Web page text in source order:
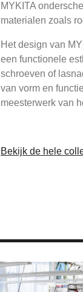
MYKITA
materialen zoals
Het design van
een functionele
schroeven of
van vorm en
meesterwerk van
Bekijk de hele